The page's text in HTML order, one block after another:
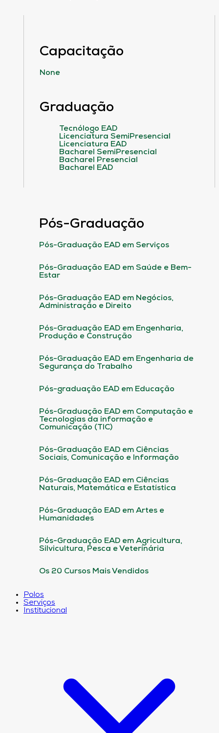
Capacitação
None
Graduação
Tecnólogo EAD
Licenciatura SemiPresencial
Licenciatura EAD
Bacharel SemiPresencial
Bacharel Presencial
Bacharel EAD
Pós-Graduação
Pós-Graduação EAD em Serviços
Pós-Graduação EAD em Saúde e Bem-
Estar
Pós-Graduação EAD em Negócios,
Administração e Direito
Pós-Graduação EAD em Engenharia,
Produção e Construção
Pós-Graduação EAD em Engenharia de
Segurança do Trabalho
Pós-graduação EAD em Educação
Pós-Graduação EAD em Computação e
Tecnologias da informação e
Comunicação (TIC)
Pós-Graduação EAD em Ciências
Sociais, Comunicação e Informação
Pós-Graduação EAD em Ciências
Naturais, Matemática e Estatística
Pós-Graduação EAD em Artes e
Humanidades
Pós-Graduação EAD em Agricultura,
Silvicultura, Pesca e Veterinária
Os 20 Cursos Mais Vendidos
Polos
Serviços
Institucional